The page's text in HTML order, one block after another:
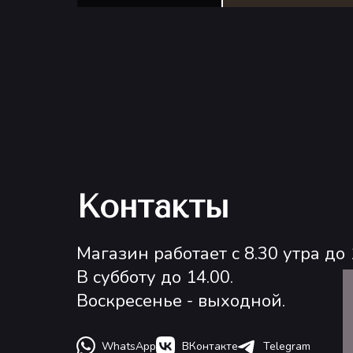
Контакты
Магазин работает с 8.30 утра до
В субботу до 14.00.
Воскресенье - выходной.
WhatsApp ВКонтакте Telegram